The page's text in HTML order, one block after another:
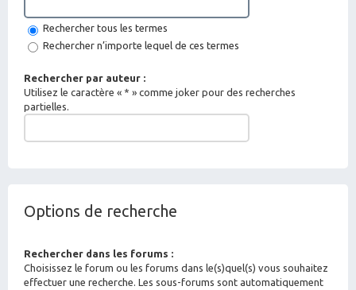
Rechercher tous les termes
Rechercher n’importe lequel de ces termes
Rechercher par auteur :
Utilisez le caractère « * » comme joker pour des recherches
partielles.
Options de recherche
Rechercher dans les forums :
Choisissez le forum ou les forums dans le(s)quel(s) vous souhaitez
effectuer une recherche. Les sous-forums sont automatiquement